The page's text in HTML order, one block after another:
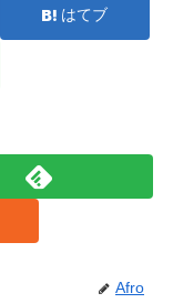
はてブ
Afro